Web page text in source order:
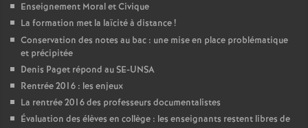
Enseignement Moral et Civique
La formation met la laïcité à distance!
Conservation des notes au bac : une mise en place problématique
et précipitée
Denis Paget répond au SE-UNSA
Rentrée 2016 : les enjeux
La rentrée 2016 des professeurs documentalistes
Évaluation des élèves en collège : les enseignants restent libres de